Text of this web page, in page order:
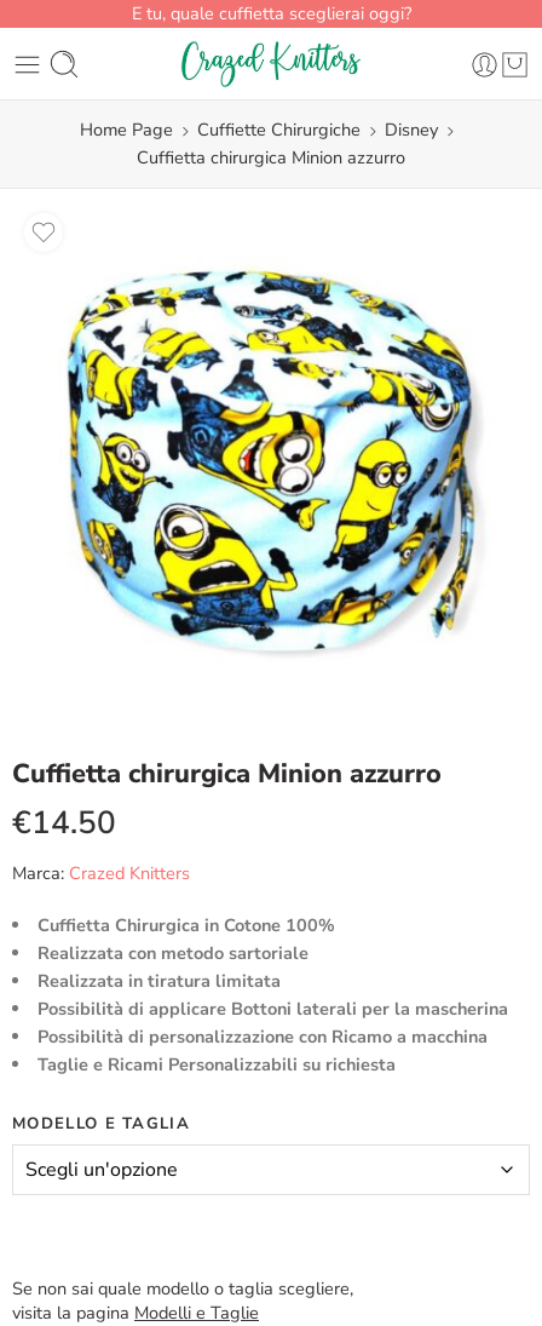
E tu, quale cuffietta sceglierai oggi?
Home Page Cuffiette Chirurgiche
Disney
Cuffietta chirurgica Minion azzurro
Cuffietta chirurgica Minion azzurro
€14.50
Marca: Crazed Knitters
Cuffietta Chirurgica in Cotone 100%
Realizzata con metodo sartoriale
Realizzata in tiratura limitata
Possibilità di applicare Bottoni laterali per la mascherina
Possibilità di personalizzazione con Ricamo a macchina
Taglie e Ricami Personalizzabili su richiesta
MODELLO E TAGLIA
Se non sai quale modello o taglia scegliere,
visita la pagina Modelli e Taglie